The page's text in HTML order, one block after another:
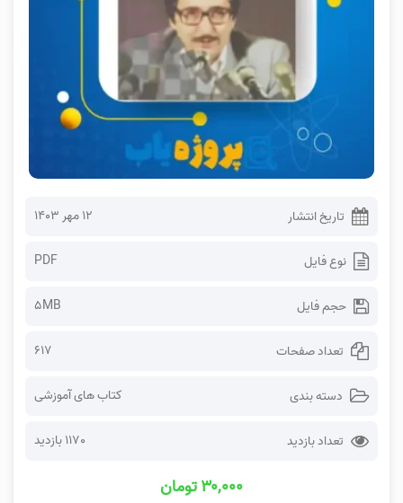
تاریخ انتشار ۱۲ مهر ۱۴۰۳
نوع فایل PDF
حجم فایل 5MB
تعداد صفحات 617
دسته بندی کتاب های آموزشی
تعداد بازدید 1170 بازدید
۳۰,۰۰۰ تومان